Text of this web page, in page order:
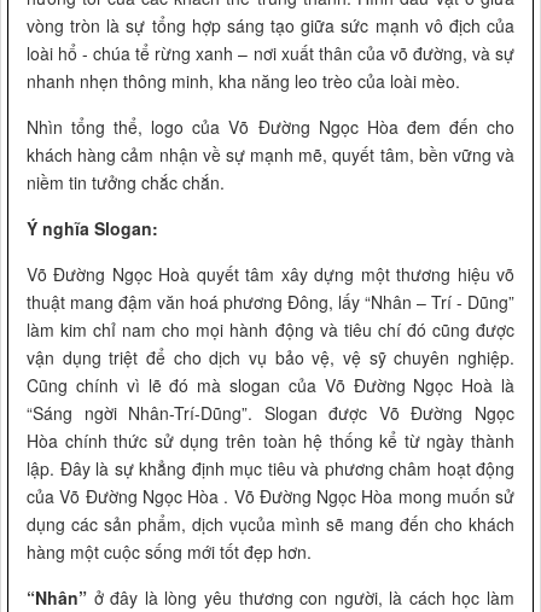
vòng tròn là sự tổng hợp sáng tạo giữa sức mạnh vô địch của
loài hổ - chúa tể rừng xanh – nơi xuất thân của võ đường, và sự
nhanh nhẹn thông minh, kha năng leo trèo của loài mèo.
Nhìn tổng thể, logo của Võ Đường Ngọc Hòa đem đến cho
khách hàng cảm nhận về sự mạnh mẽ, quyết tâm, bền vững và
niềm tin tưởng chắc chắn.
Ý nghĩa Slogan:
Võ Đường Ngọc Hoà quyết tâm xây dựng một thương hiệu võ
thuật mang đậm văn hoá phương Đông, lấy “Nhân – Trí - Dũng”
làm kim chỉ nam cho mọi hành động và tiêu chí đó cũng được
vận dụng triệt để cho dịch vụ bảo vệ, vệ sỹ chuyên nghiệp.
Cũng chính vì lẽ đó mà slogan của Võ Đường Ngọc Hoà là
“Sáng ngời Nhân-Trí-Dũng”. Slogan được Võ Đường Ngọc
Hòa chính thức sử dụng trên toàn hệ thống kể từ ngày thành
lập. Đây là sự khẳng định mục tiêu và phương châm hoạt động
của Võ Đường Ngọc Hòa . Võ Đường Ngọc Hòa mong muốn sử
dụng các sản phẩm, dịch vụcủa mình sẽ mang đến cho khách
hàng một cuộc sống mới tốt đẹp hơn.
“Nhân” ở đây là lòng yêu thương con người, là cách học làm